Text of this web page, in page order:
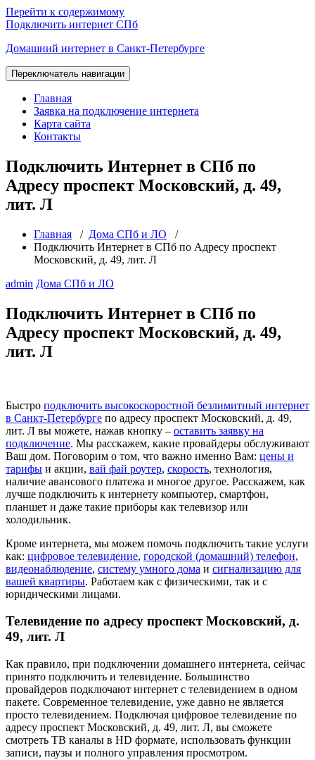
Перейти к содержимому
Подключить интернет СПб
Домашний интернет в Санкт-Петербурге
Переключатель навигации
Главная
Заявка на подключение интернета
Карта сайта
Контакты
Подключить Интернет в СПб по
Адресу проспект Московский, д. 49,
лит. Л
Главная / Дома СПб и ЛО /
Подключить Интернет в СПб по Адресу проспект
Московский, д. 49, лит. Л
admin Дома СПб и ЛО
Подключить Интернет в СПб по
Адресу проспект Московский, д. 49,
лит. Л
Быстро подключить высокоскоростной безлимитный интернет
в Санкт-Петербурге по адресу проспект Московский, д. 49,
лит. Л вы можете, нажав кнопку – оставить заявку на
подключение. Мы расскажем, какие провайдеры обслуживают
Ваш дом. Поговорим о том, что важно именно Вам: цены и
тарифы и акции, вай фай роутер, скорость, технология,
наличие авансового платежа и многое другое. Расскажем, как
лучше подключить к интернету компьютер, смартфон,
планшет и даже такие приборы как телевизор или
холодильник.
Кроме интернета, мы можем помочь подключить такие услуги
как: цифровое телевидение, городской (домашний) телефон,
видеонаблюдение, систему умного дома и сигнализацию для
вашей квартиры. Работаем как с физическими, так и с
юридическими лицами.
Телевидение по адресу проспект Московский, д.
49, лит. Л
Как правило, при подключении домашнего интернета, сейчас
принято подключить и телевидение. Большинство
провайдеров подключают интернет с телевидением в одном
пакете. Современное телевидение, уже давно не является
просто телевидением. Подключая цифровое телевидение по
адресу проспект Московский, д. 49, лит. Л, вы сможете
смотреть ТВ каналы в HD формате, использовать функции
записи, паузы и полного управления просмотром.